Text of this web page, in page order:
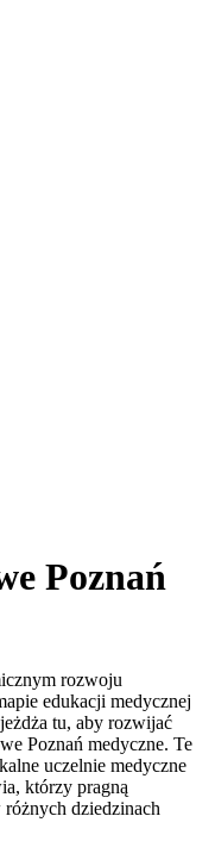
Poznań
rozwoju
edukacji medycznej
tu, aby rozwijać
Poznań medyczne. Te
uczelnie medyczne
którzy pragną
dziedzinach